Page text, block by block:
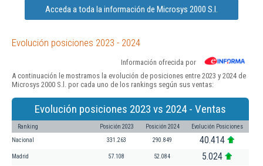
Acceda a toda la información de Microsys 2000 S.l.
Evolución posiciones 2023 - 2024
Información ofrecida por
A continuación le mostramos la evolución de posiciones entre 2023 y 2024 de
Microsys 2000 S.l. por cada uno de los rankings según sus ventas:
Evolución posiciones 2023 vs 2024 - Ventas
Ranking Posición 2023 Posición 2024 Evolución Posiciones
Nacional 331.263 290.849 40.414
Madrid 57.108 52.084 5.024